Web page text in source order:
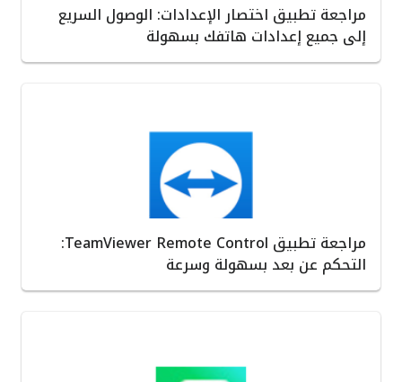
مراجعة تطبيق اختصار الإعدادات: الوصول السريع
إلى جميع إعدادات هاتفك بسهولة
مراجعة تطبيق TeamViewer Remote Control:
التحكم عن بعد بسهولة وسرعة